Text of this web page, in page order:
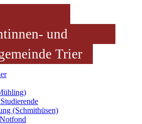
und
Trier
(Schmithüsen)